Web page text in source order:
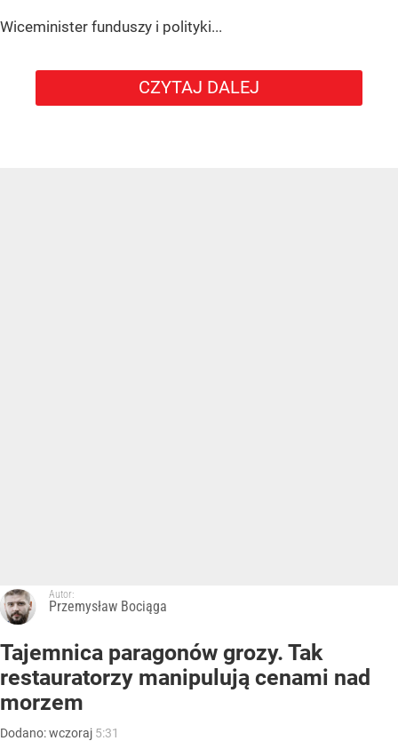
Wiceminister funduszy i polityki...
CZYTAJ DALEJ
Autor:
Przemysław Bociąga
Tajemnica paragonów grozy. Tak
restauratorzy manipulują cenami nad
morzem
Dodano:wczoraj 5:31